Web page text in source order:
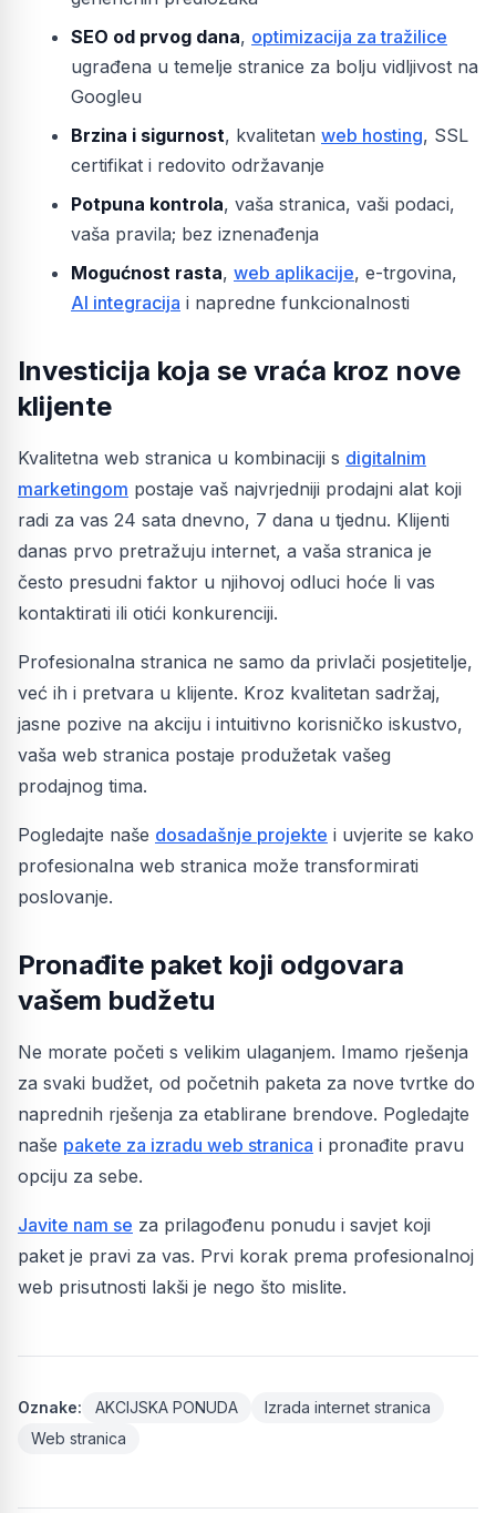
SEO od prvog dana, optimizacija za tražilice
ugrađena u temelje stranice za bolju vidljivost na
Googleu
Brzina i sigurnost, kvalitetan web hosting, SSL
certifikat i redovito održavanje
Potpuna kontrola, vaša stranica, vaši podaci,
vaša pravila; bez iznenađenja
Mogućnost rasta, web aplikacije, e-trgovina,
AI integracija i napredne funkcionalnosti
Investicija koja se vraća kroz nove
klijente
Kvalitetna web stranica u kombinaciji s digitalnim
marketingom postaje vaš najvrjedniji prodajni alat koji
radi za vas 24 sata dnevno, 7 dana u tjednu. Klijenti
danas prvo pretražuju internet, a vaša stranica je
često presudni faktor u njihovoj odluci hoće li vas
kontaktirati ili otići konkurenciji.
Profesionalna stranica ne samo da privlači posjetitelje,
već ih i pretvara u klijente. Kroz kvalitetan sadržaj,
jasne pozive na akciju i intuitivno korisničko iskustvo,
vaša web stranica postaje produžetak vašeg
prodajnog tima.
Pogledajte naše dosadašnje projekte i uvjerite se kako
profesionalna web stranica može transformirati
poslovanje.
Pronađite paket koji odgovara
vašem budžetu
Ne morate početi s velikim ulaganjem. Imamo rješenja
za svaki budžet, od početnih paketa za nove tvrtke do
naprednih rješenja za etablirane brendove. Pogledajte
naše pakete za izradu web stranica i pronađite pravu
opciju za sebe.
Javite nam se za prilagođenu ponudu i savjet koji
paket je pravi za vas. Prvi korak prema profesionalnoj
web prisutnosti lakši je nego što mislite.
Oznake: AKCIJSKA PONUDA
Izrada internet stranica
Web stranica